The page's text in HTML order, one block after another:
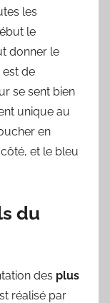
les
le
donner le
de
se sent bien
unique au
en
et le bleu
du
des plus
réalisé par